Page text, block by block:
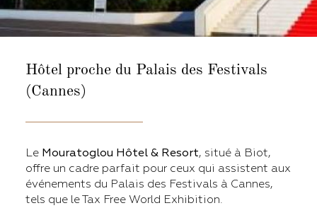
Hôtel proche du Palais des Festivals
(Cannes)
Le Mouratoglou Hôtel & Resort, situé à Biot,
offre un cadre parfait pour ceux qui assistent aux
événements du Palais des Festivals à Cannes,
tels que le Tax Free World Exhibition.